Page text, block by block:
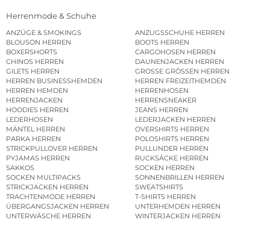
Herrenmode & Schuhe
ANZÜGE & SMOKINGS
ANZUGSSCHUHE HERREN
BLOUSON HERREN
BOOTS HERREN
BOXERSHORTS
CARGOHOSEN HERREN
CHINOS HERREN
DAUNENJACKEN HERREN
GILETS HERREN
GROSSE GRÖSSEN HERREN
HERREN BUSINESSHEMDEN
HERREN FREIZEITHEMDEN
HERREN HEMDEN
HERRENHOSEN
HERRENJACKEN
HERRENSNEAKER
HOODIES HERREN
JEANS HERREN
LEDERHOSEN
LEDERJACKEN HERREN
MÄNTEL HERREN
OVERSHIRTS HERREN
PARKA HERREN
POLOSHIRTS HERREN
STRICKPULLOVER HERREN
PULLUNDER HERREN
PYJAMAS HERREN
RUCKSÄCKE HERREN
SAKKOS
SOCKEN HERREN
SOCKEN MULTIPACKS
SONNENBRILLEN HERREN
STRICKJACKEN HERREN
SWEATSHIRTS
TRACHTENMODE HERREN
T-SHIRTS HERREN
ÜBERGANGSJACKEN HERREN
UNTERHEMDEN HERREN
UNTERWÄSCHE HERREN
WINTERJACKEN HERREN